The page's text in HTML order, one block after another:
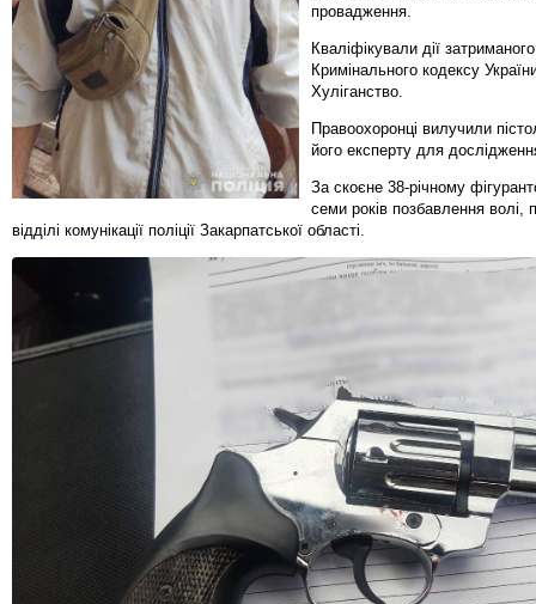
провадження.
Кваліфікували дії
Кримінального кодексу
Хуліганство.
Правоохоронці вилучили
його експерту для
За скоєне 38-річному
семи років позбавлення волі,
відділі комунікації поліції Закарпатської області.